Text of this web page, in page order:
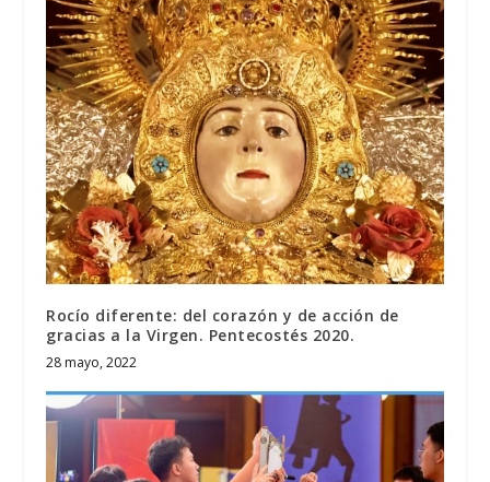
Rocío diferente: del corazón y de acción de
gracias a la Virgen. Pentecostés 2020.
28 mayo, 2022